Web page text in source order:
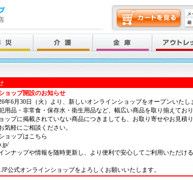
ョップ開設のお知らせ
年6月30日（火）より、新しいオンラインショップをオープンいたし
用品・非常食・保存水・衛生用品など、幅広い商品を取り揃えており
ップに掲載されていない商品につきましても、お取り寄せやお見積
気軽にご相談ください。
ョップはこちら
ンナップや情報を随時更新し、より便利で安心してご利用いただけ
公式オンラインショップをよろしくお願いいたします。